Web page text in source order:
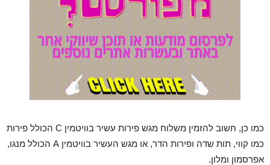
כמו כן, חשוב להזמין משלוח מגש פירות עשיר בוויטמין C הכולל פירות
כמו קווי, תות שדה ופירות הדר, או מגש העשיר בוויטמין A הכולל מנגו,
אפרסמון ומלון.